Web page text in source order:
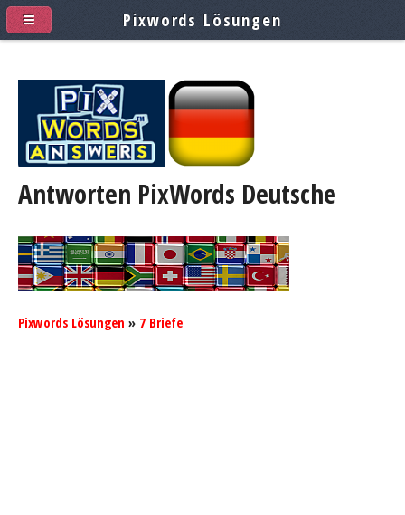
Antworten PixWords Deutsche
Pixwords Lösungen » 7 Briefe
Pixwords Lösungen